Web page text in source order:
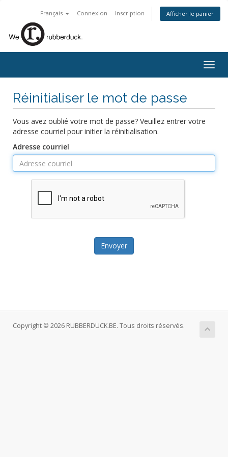
Français Connexion Inscription Afficher le panier
Réinitialiser le mot de passe
Vous avez oublié votre mot de passe? Veuillez entrer votre
adresse courriel pour initier la réinitialisation.
Adresse courriel
Envoyer
Copyright © 2026 RUBBERDUCK.BE. Tous droits réservés.